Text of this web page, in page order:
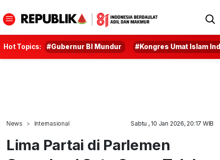
Hot Topics: #Gubernur BI Mundur #Kongres Umat Islam
News Internasional Sabtu , 10 Jan 2026, 20:17 WIB
Lima Partai di Parlemen